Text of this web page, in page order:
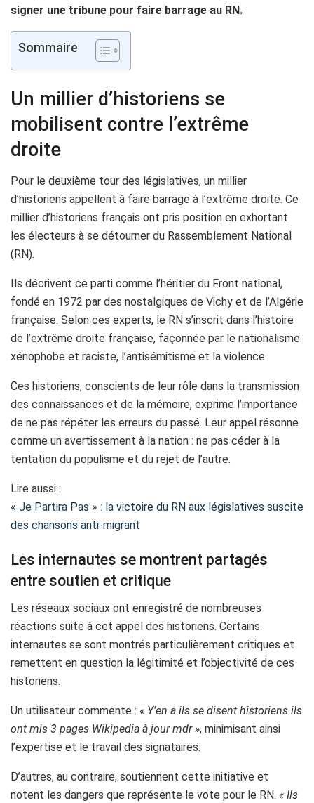
signer une tribune pour faire barrage au RN.
Sommaire
Un millier d’historiens se
mobilisent contre l’extrême
droite
Pour le deuxième tour des législatives, un millier
d’historiens appellent à faire barrage à l’extrême droite. Ce
millier d’historiens français ont pris position en exhortant
les électeurs à se détourner du Rassemblement National
(RN).
Ils décrivent ce parti comme l’héritier du Front national,
fondé en 1972 par des nostalgiques de Vichy et de l’Algérie
française. Selon ces experts, le RN s’inscrit dans l’histoire
de l’extrême droite française, façonnée par le nationalisme
xénophobe et raciste, l’antisémitisme et la violence.
Ces historiens, conscients de leur rôle dans la transmission
des connaissances et de la mémoire, exprime l’importance
de ne pas répéter les erreurs du passé. Leur appel résonne
comme un avertissement à la nation : ne pas céder à la
tentation du populisme et du rejet de l’autre.
Lire aussi :
« Je Partira Pas » : la victoire du RN aux législatives suscite
des chansons anti-migrant
Les internautes se montrent partagés
entre soutien et critique
Les réseaux sociaux ont enregistré de nombreuses
réactions suite à cet appel des historiens. Certains
internautes se sont montrés particulièrement critiques et
remettent en question la légitimité et l’objectivité de ces
historiens.
Un utilisateur commente : « Y’en a ils se disent historiens ils
ont mis 3 pages Wikipedia à jour mdr », minimisant ainsi
l’expertise et le travail des signataires.
D’autres, au contraire, soutiennent cette initiative et
notent les dangers que représente le vote pour le RN. « Ils